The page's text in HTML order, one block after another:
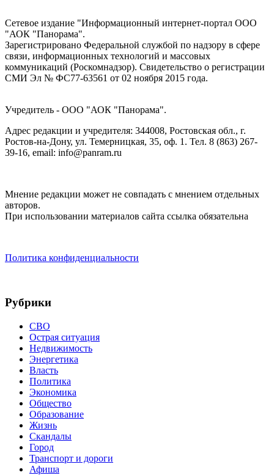
Сетевое издание "Информационный интернет-портал ООО
"АОК "Панорама".
Зарегистрировано Федеральной службой по надзору в сфере
связи, информационных технологий и массовых
коммуникаций (Роскомнадзор). Cвидетельство о регистрации
СМИ Эл № ФС77-63561 от 02 ноября 2015 года.
Учредитель - ООО "АОК "Панорама".
Адрес редакции и учредителя: 344008, Ростовская обл., г.
Ростов-на-Дону, ул. Темерницкая, 35, оф. 1. Тел. 8 (863) 267-
39-16, email: info@panram.ru
Мнение редакции может не совпадать с мнением отдельных
авторов.
При использовании материалов сайта ссылка обязательна
Политика конфиденциальности
Рубрики
СВО
Острая ситуация
Недвижимость
Энергетика
Власть
Политика
Экономика
Общество
Образование
Жизнь
Скандалы
Город
Транспорт и дороги
Афиша